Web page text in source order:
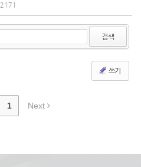
2171
검색
쓰기
1 Next